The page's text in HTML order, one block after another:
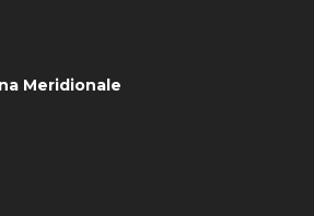
Meridionale